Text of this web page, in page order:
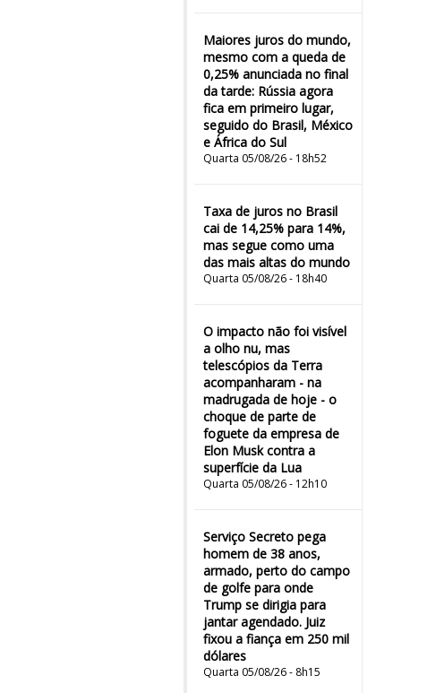
Maiores juros do mundo,
mesmo com a queda de
0,25% anunciada no final
da tarde: Rússia agora
fica em primeiro lugar,
seguido do Brasil, México
e África do Sul
Quarta 05/08/26 - 18h52
Taxa de juros no Brasil
cai de 14,25% para 14%,
mas segue como uma
das mais altas do mundo
Quarta 05/08/26 - 18h40
O impacto não foi visível
a olho nu, mas
telescópios da Terra
acompanharam - na
madrugada de hoje - o
choque de parte de
foguete da empresa de
Elon Musk contra a
superfície da Lua
Quarta 05/08/26 - 12h10
Serviço Secreto pega
homem de 38 anos,
armado, perto do campo
de golfe para onde
Trump se dirigia para
jantar agendado. Juiz
fixou a fiança em 250 mil
dólares
Quarta 05/08/26 - 8h15